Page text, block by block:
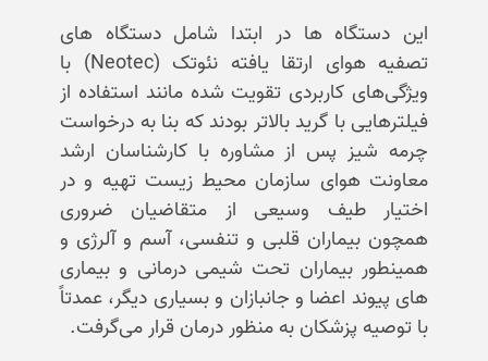
این دستگاه ها در ابتدا شامل دستگاه های
تصفیه هوای ارتقا یافته نئوتک (Neotec) با
ویژگی‌های کاربردی تقویت شده مانند استفاده از
فیلترهایی با گرید بالاتر بودند که بنا به درخواست
چرمه شیز پس از مشاوره با کارشناسان ارشد
معاونت هوای سازمان محیط زیست تهیه و در
اختیار طیف وسیعی از متقاضیان ضروری
همچون بیماران قلبی و تنفسی، آسم و آلرژی و
همینطور بیماران تحت شیمی درمانی و بیماری
های پیوند اعضا و جانبازان و بسیاری دیگر، عمدتاً
با توصیه پزشکان به منظور درمان قرار می‌گرفت.